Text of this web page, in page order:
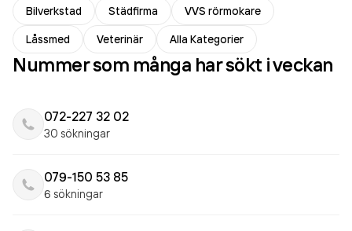
Bilverkstad
Städfirma
VVS rörmokare
Låssmed
Veterinär Alla Kategorier
Nummer som många har sökt i veckan
072-227 32 02
30 sökningar
079-150 53 85
6 sökningar